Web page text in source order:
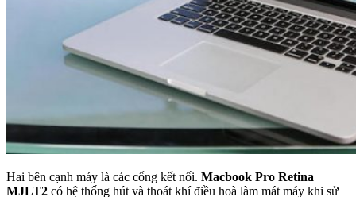
Hai bên cạnh máy là các cổng kết nối. Macbook Pro Retina
MJLT2 có hệ thống hút và thoát khí điều hoà làm mát máy khi sử